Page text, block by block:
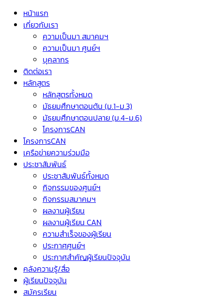
หน้าแรก
เกี่ยวกับเรา
ความเป็นมา สมาคมฯ
ความเป็นมา ศูนย์ฯ
บุคลากร
ติดต่อเรา
หลักสูตร
หลักสูตรทั้งหมด
มัธยมศึกษาตอนต้น (ม.1-ม.3)
มัธยมศึกษาตอนปลาย (ม.4-ม.6)
โครงการCAN
โครงการCAN
เครือข่ายความร่วมมือ
ประชาสัมพันธ์
ประชาสัมพันธ์ทั้งหมด
กิจกรรมของศูนย์ฯ
กิจกรรมสมาคมฯ
ผลงานผู้เรียน
ผลงานผู้เรียน CAN
ความสำเร็จของผู้เรียน
ประกาศศูนย์ฯ
ประกาศสำคัญผู้เรียนปัจจุบัน
คลังความรู้/สื่อ
ผู้เรียนปัจจุบัน
สมัครเรียน